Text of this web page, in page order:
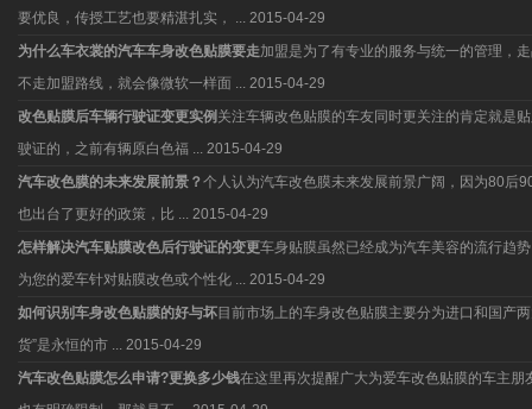
要优良，传授工艺也要精湛扎实， ... 2015-04-29
为什么车衣裳的汽车车身改色贴膜要走加盟是为了有专业的服务与统一的管理，
不走加盟路线，就会像微软一样面 ... 2015-04-29
改色贴膜后车辆行驶证变更实例 关注车辆改色贴膜的车友同时更关注的肯定就是
驶证的，之前有辆原白色福 ... 2015-04-29
汽车改色膜的未来发展前景？个人认为汽车改色膜未来发展前景广阔，因为80后
也出台了更好的政策，比 ... 2015-04-29
怎样解决汽车贴膜改色后行驶证的变更车身贴膜虽然已经成为汽车美容的流行趋
为您的爱车针对贴膜改色或个性化 ... 2015-04-29
如何识别车身改色贴膜的好与坏目前市场上的车身改色贴膜主要分为进口和国产
货”是永恒的市 ... 2015-04-29
汽车改色贴膜怎么申请?更换多少钱在这里再次提醒广大为爱车改色贴膜的车主